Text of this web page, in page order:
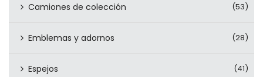
Camiones de colección (53)
Emblemas y adornos (28)
Espejos (41)